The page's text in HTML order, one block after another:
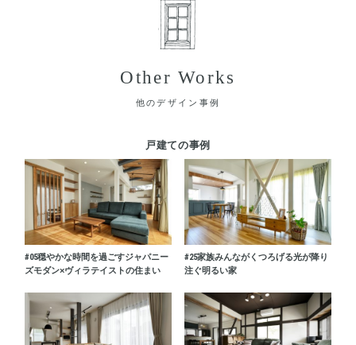
Other Works
他のデザイン事例
戸建ての事例
#05穏やかな時間を過ごすジャパニー
ズモダン×ヴィラテイストの住まい
#25家族みんながくつろげる光が降り
注ぐ明るい家